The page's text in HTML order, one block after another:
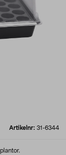
Artikelnr: 31-6344